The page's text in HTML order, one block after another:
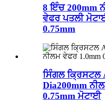
8 ਇੰਚ 200mm
ਵੇਫਰ ਪਤਲੀ
0.75mm
ਸਿੰਗਲ ਕ੍ਰਿਸਟਲ
Dia200mm
0.75mm ਮੋਟਾਈ